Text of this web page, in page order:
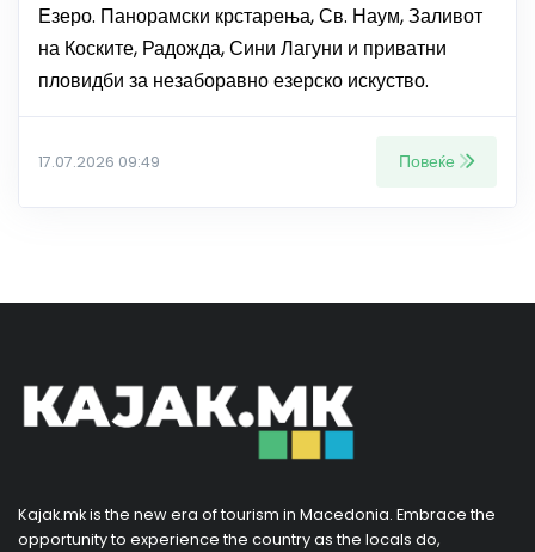
Езеро. Панорамски крстарења, Св. Наум, Заливот
на Коските, Радожда, Сини Лагуни и приватни
пловидби за незаборавно езерско искуство.
17.07.2026 09:49 Повеќе
Kajak.mk is the new era of tourism in Macedonia. Embrace the
opportunity to experience the country as the locals do,